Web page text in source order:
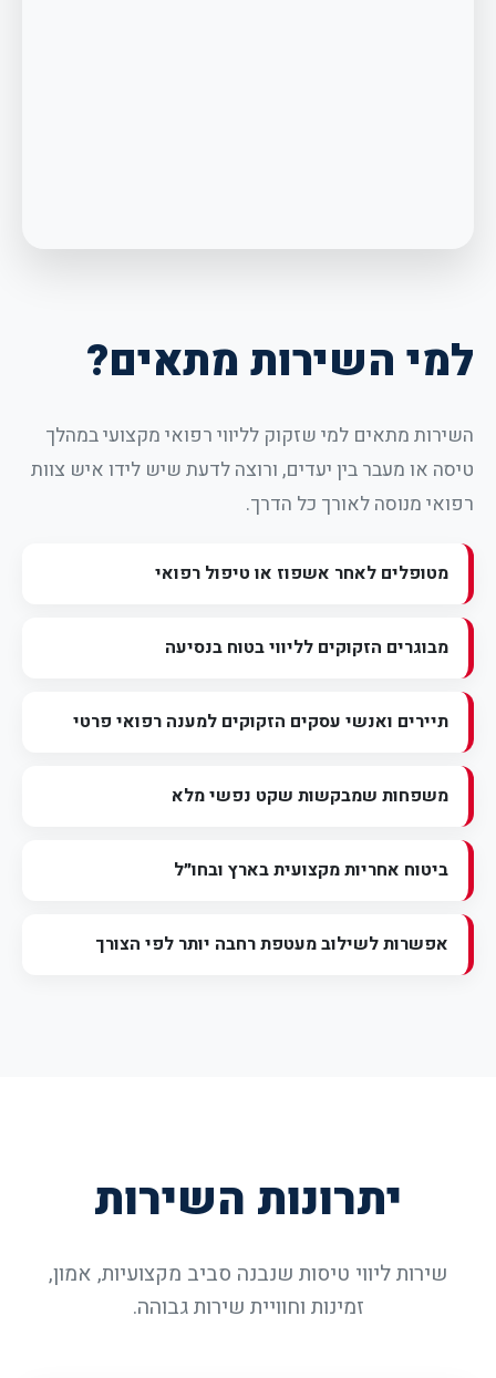
למי השירות מתאים?
השירות מתאים למי שזקוק לליווי רפואי מקצועי במהלך
טיסה או מעבר בין יעדים, ורוצה לדעת שיש לידו איש צוות
רפואי מנוסה לאורך כל הדרך.
מטופלים לאחר אשפוז או טיפול רפואי
מבוגרים הזקוקים לליווי בטוח בנסיעה
תיירים ואנשי עסקים הזקוקים למענה רפואי פרטי
משפחות שמבקשות שקט נפשי מלא
ביטוח אחריות מקצועית בארץ ובחו״ל
אפשרות לשילוב מעטפת רחבה יותר לפי הצורך
יתרונות השירות
שירות ליווי טיסות שנבנה סביב מקצועיות, אמון,
זמינות וחוויית שירות גבוהה.